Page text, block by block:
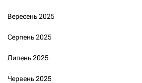
Вересень 2025
Серпень 2025
Липень 2025
Червень 2025